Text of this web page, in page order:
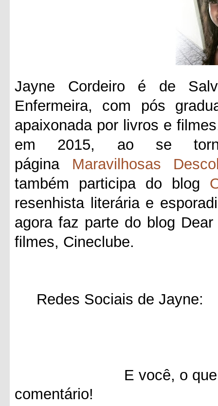
Jayne Cordeiro é de
Enfermeira, com pós
apaixonada por livros e
em 2015, ao se
página Maravilhosas
também participa do blog
resenhista literária e
agora faz parte do blog
filmes, Cineclube.
Redes Sociais de Jayne:
E você, o que achou
comentário!